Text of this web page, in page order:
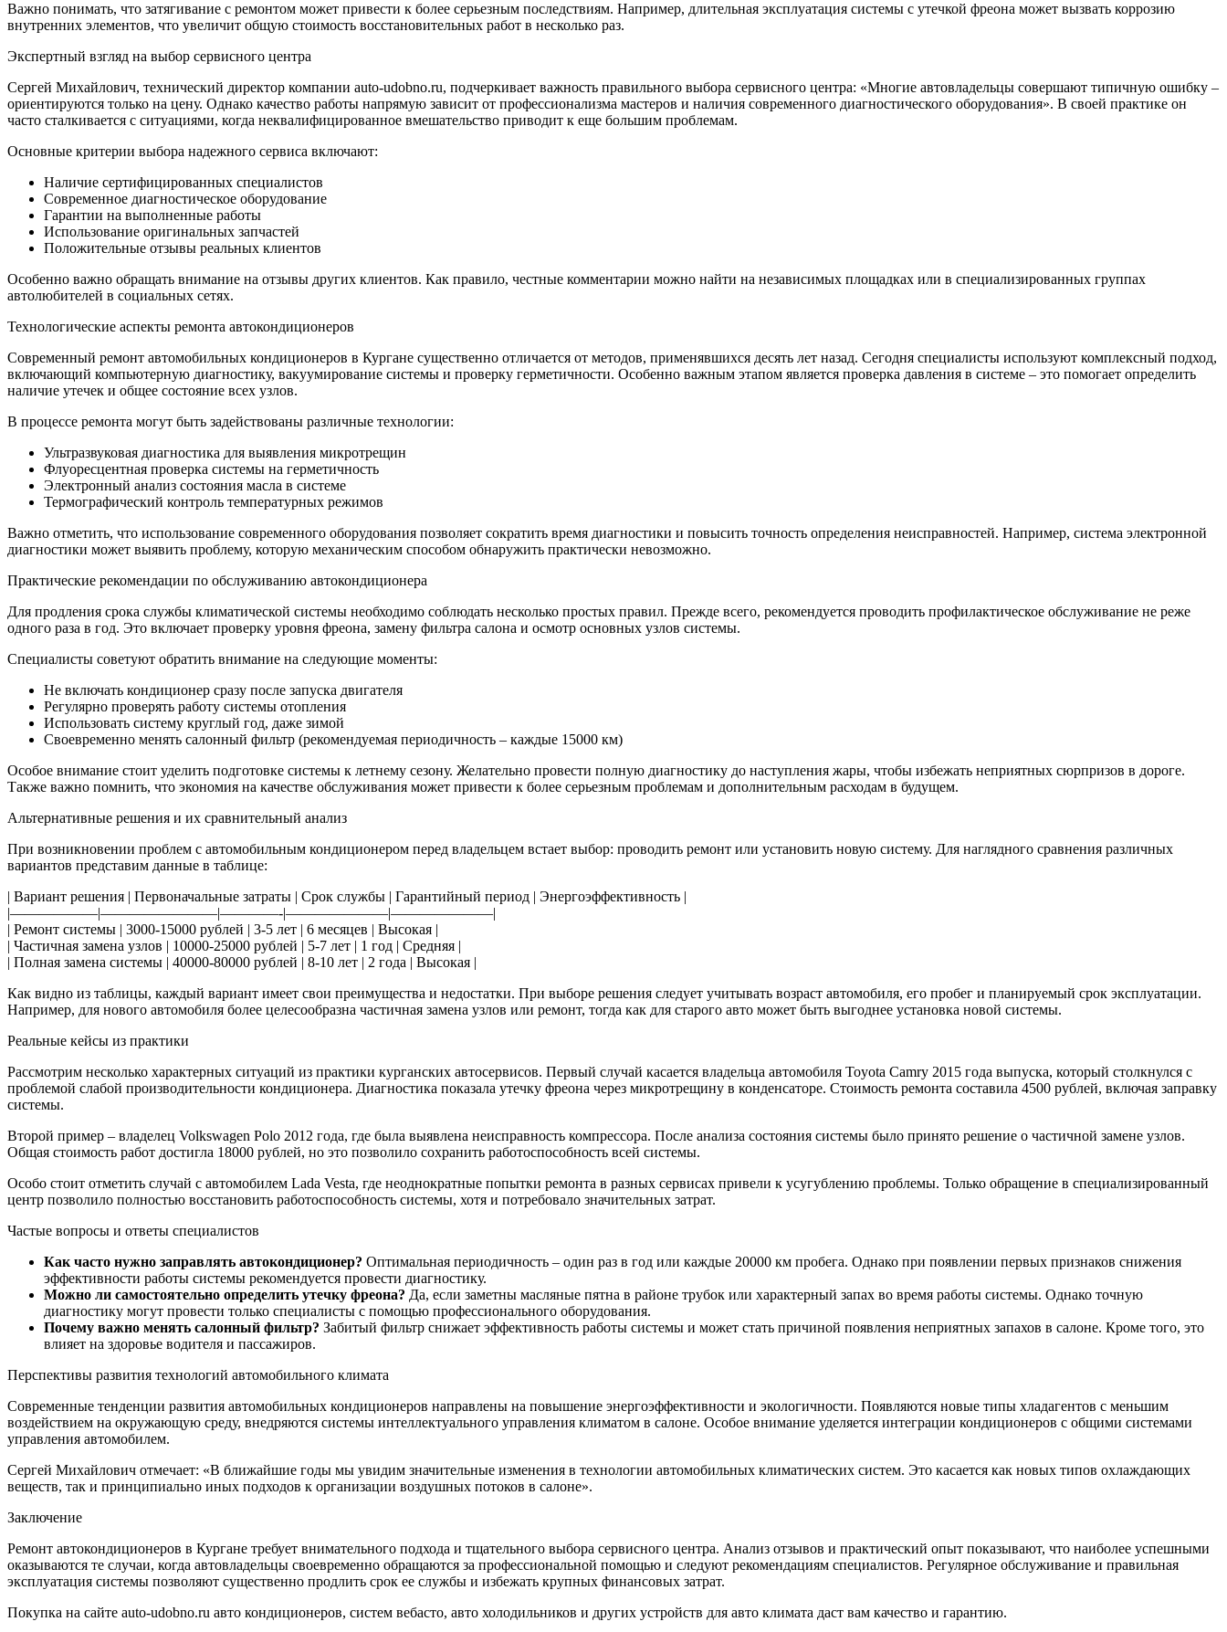
Важно понимать, что затягивание с ремонтом может привести к более серьезным последствиям. Например, длительная эксплуатация системы с утечкой фреона может вызвать коррозию
внутренних элементов, что увеличит общую стоимость восстановительных работ в несколько раз.
Экспертный взгляд на выбор сервисного центра
Сергей Михайлович, технический директор компании auto-udobno.ru, подчеркивает важность правильного выбора сервисного центра: «Многие автовладельцы совершают типичную ошибку –
ориентируются только на цену. Однако качество работы напрямую зависит от профессионализма мастеров и наличия современного диагностического оборудования». В своей практике он
часто сталкивается с ситуациями, когда неквалифицированное вмешательство приводит к еще большим проблемам.
Основные критерии выбора надежного сервиса включают:
Наличие сертифицированных специалистов
Современное диагностическое оборудование
Гарантии на выполненные работы
Использование оригинальных запчастей
Положительные отзывы реальных клиентов
Особенно важно обращать внимание на отзывы других клиентов. Как правило, честные комментарии можно найти на независимых площадках или в специализированных группах
автолюбителей в социальных сетях.
Технологические аспекты ремонта автокондиционеров
Современный ремонт автомобильных кондиционеров в Кургане существенно отличается от методов, применявшихся десять лет назад. Сегодня специалисты используют комплексный подход,
включающий компьютерную диагностику, вакуумирование системы и проверку герметичности. Особенно важным этапом является проверка давления в системе – это помогает определить
наличие утечек и общее состояние всех узлов.
В процессе ремонта могут быть задействованы различные технологии:
Ультразвуковая диагностика для выявления микротрещин
Флуоресцентная проверка системы на герметичность
Электронный анализ состояния масла в системе
Термографический контроль температурных режимов
Важно отметить, что использование современного оборудования позволяет сократить время диагностики и повысить точность определения неисправностей. Например, система электронной
диагностики может выявить проблему, которую механическим способом обнаружить практически невозможно.
Практические рекомендации по обслуживанию автокондиционера
Для продления срока службы климатической системы необходимо соблюдать несколько простых правил. Прежде всего, рекомендуется проводить профилактическое обслуживание не реже
одного раза в год. Это включает проверку уровня фреона, замену фильтра салона и осмотр основных узлов системы.
Специалисты советуют обратить внимание на следующие моменты:
Не включать кондиционер сразу после запуска двигателя
Регулярно проверять работу системы отопления
Использовать систему круглый год, даже зимой
Своевременно менять салонный фильтр (рекомендуемая периодичность – каждые 15000 км)
Особое внимание стоит уделить подготовке системы к летнему сезону. Желательно провести полную диагностику до наступления жары, чтобы избежать неприятных сюрпризов в дороге.
Также важно помнить, что экономия на качестве обслуживания может привести к более серьезным проблемам и дополнительным расходам в будущем.
Альтернативные решения и их сравнительный анализ
При возникновении проблем с автомобильным кондиционером перед владельцем встает выбор: проводить ремонт или установить новую систему. Для наглядного сравнения различных
вариантов представим данные в таблице:
| Вариант решения | Первоначальные затраты | Срок службы | Гарантийный период | Энергоэффективность |
|——————|————————|————-|———————|———————|
| Ремонт системы | 3000-15000 рублей | 3-5 лет | 6 месяцев | Высокая |
| Частичная замена узлов | 10000-25000 рублей | 5-7 лет | 1 год | Средняя |
| Полная замена системы | 40000-80000 рублей | 8-10 лет | 2 года | Высокая |
Как видно из таблицы, каждый вариант имеет свои преимущества и недостатки. При выборе решения следует учитывать возраст автомобиля, его пробег и планируемый срок эксплуатации.
Например, для нового автомобиля более целесообразна частичная замена узлов или ремонт, тогда как для старого авто может быть выгоднее установка новой системы.
Реальные кейсы из практики
Рассмотрим несколько характерных ситуаций из практики курганских автосервисов. Первый случай касается владельца автомобиля Toyota Camry 2015 года выпуска, который столкнулся с
проблемой слабой производительности кондиционера. Диагностика показала утечку фреона через микротрещину в конденсаторе. Стоимость ремонта составила 4500 рублей, включая заправку
системы.
Второй пример – владелец Volkswagen Polo 2012 года, где была выявлена неисправность компрессора. После анализа состояния системы было принято решение о частичной замене узлов.
Общая стоимость работ достигла 18000 рублей, но это позволило сохранить работоспособность всей системы.
Особо стоит отметить случай с автомобилем Lada Vesta, где неоднократные попытки ремонта в разных сервисах привели к усугублению проблемы. Только обращение в специализированный
центр позволило полностью восстановить работоспособность системы, хотя и потребовало значительных затрат.
Частые вопросы и ответы специалистов
Как часто нужно заправлять автокондиционер? Оптимальная периодичность – один раз в год или каждые 20000 км пробега. Однако при появлении первых признаков снижения
эффективности работы системы рекомендуется провести диагностику.
Можно ли самостоятельно определить утечку фреона? Да, если заметны масляные пятна в районе трубок или характерный запах во время работы системы. Однако точную
диагностику могут провести только специалисты с помощью профессионального оборудования.
Почему важно менять салонный фильтр? Забитый фильтр снижает эффективность работы системы и может стать причиной появления неприятных запахов в салоне. Кроме того, это
влияет на здоровье водителя и пассажиров.
Перспективы развития технологий автомобильного климата
Современные тенденции развития автомобильных кондиционеров направлены на повышение энергоэффективности и экологичности. Появляются новые типы хладагентов с меньшим
воздействием на окружающую среду, внедряются системы интеллектуального управления климатом в салоне. Особое внимание уделяется интеграции кондиционеров с общими системами
управления автомобилем.
Сергей Михайлович отмечает: «В ближайшие годы мы увидим значительные изменения в технологии автомобильных климатических систем. Это касается как новых типов охлаждающих
веществ, так и принципиально иных подходов к организации воздушных потоков в салоне».
Заключение
Ремонт автокондиционеров в Кургане требует внимательного подхода и тщательного выбора сервисного центра. Анализ отзывов и практический опыт показывают, что наиболее успешными
оказываются те случаи, когда автовладельцы своевременно обращаются за профессиональной помощью и следуют рекомендациям специалистов. Регулярное обслуживание и правильная
эксплуатация системы позволяют существенно продлить срок ее службы и избежать крупных финансовых затрат.
Покупка на сайте auto-udobno.ru авто кондиционеров, систем вебасто, авто холодильников и других устройств для авто климата даст вам качество и гарантию.